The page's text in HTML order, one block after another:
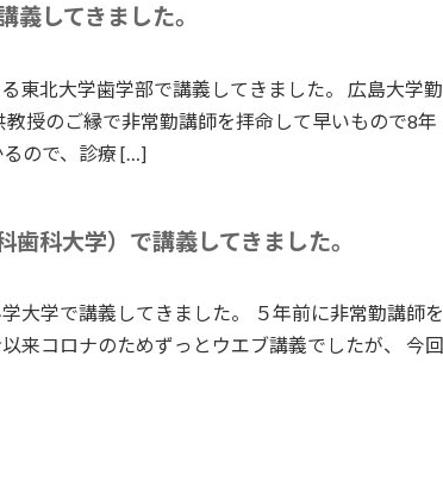
してきました。
東北大学歯学部で講義してきました。 広島大学勤
授のご縁で非常勤講師を拝命して早いもので8年
ので、診療 […]
科大学）で講義してきました。
大学で講義してきました。 ５年前に非常勤講師を
来コロナのためずっとウエブ講義でしたが、 今回